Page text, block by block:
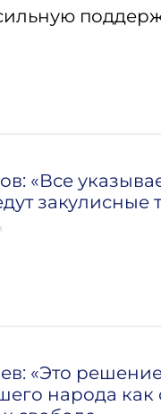
«Все
закулисные
«Это
народа как